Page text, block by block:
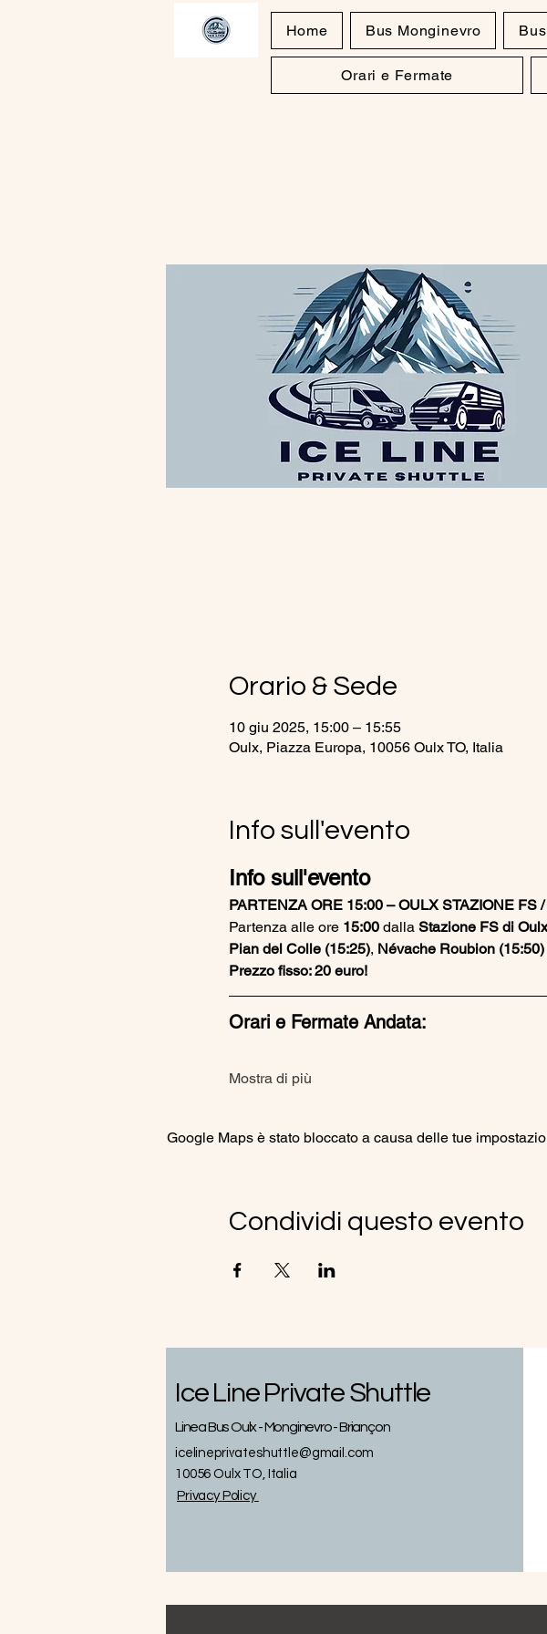
Home Bus Monginevro
Orari e Fermate
Orario & Sede
10 giu 2025, 15:00 – 15:55
Oulx, Piazza Europa, 10056 Oulx TO, Italia
Info sull'evento
Info sull'evento
PARTENZA ORE 15:00 – OULX STAZIONE FS
Partenza alle ore 15:00 dalla Stazione FS di Oulx
Pian del Colle (15:25), Névache Roubion (15:50)
Prezzo fisso: 20 euro!
Orari e Fermate Andata:
Mostra di più
Google Maps è stato bloccato a causa delle tue
Condividi questo evento
Ice Line Private Shuttle
Linea Bus Oulx - Monginevro - Briançon
icelineprivateshuttle@gmail.com
10056 Oulx TO, Italia
Privacy Policy